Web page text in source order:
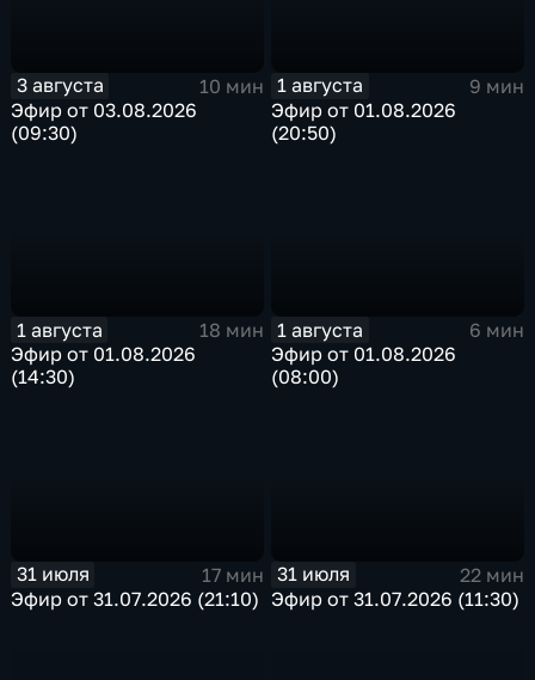
3 августа
10 мин
Эфир от 03.08.2026
(09:30)
1 августа
9 мин
Эфир от 01.08.2026
(20:50)
1 августа
18 мин
Эфир от 01.08.2026
(14:30)
1 августа
6 мин
Эфир от 01.08.2026
(08:00)
31 июля
17 мин
Эфир от 31.07.2026 (21:10)
31 июля
22 мин
Эфир от 31.07.2026 (11:30)